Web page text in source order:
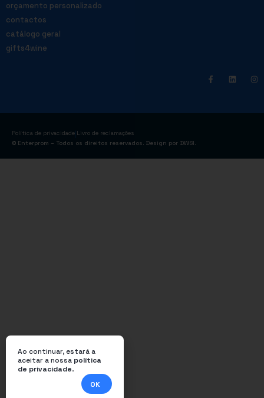
orçamento personalizado
contactos
catálogo geral
gifts4wine
Política de privacidade Livro de reclamações
© Enterprom – Todos os direitos reservados. Design por DWSI.
Ao continuar, estará a
aceitar a nossa política
de privacidade.
OK